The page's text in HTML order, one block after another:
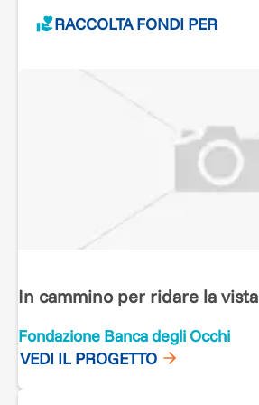
miracolo, sii presente in esso!"
RACCOLTA FONDI PER
In cammino per ridare la vista
Fondazione Banca degli Occhi
VEDI IL PROGETTO